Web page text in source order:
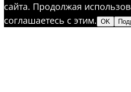
сайта. Продолжая
соглашаетесь с этим. OK